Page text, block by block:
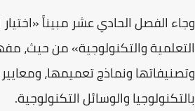
وجاء الفصل الحادي عشر مبيناً
التعلمية والتكنولوجية»من حيث،
وتصنيفاتها ونماذج تعميمها، ومعايير
بالتكنولوجيا والوسائل التكنولوجية.